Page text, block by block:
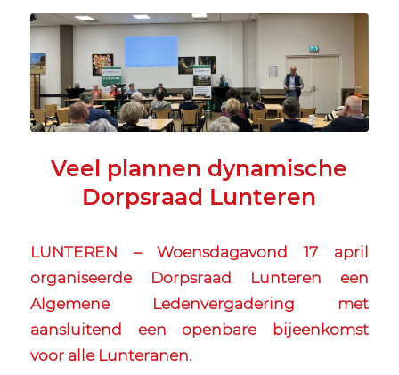
Veel plannen dynamische
Dorpsraad Lunteren
LUNTEREN – Woensdagavond 17 april
organiseerde Dorpsraad Lunteren een
Algemene Ledenvergadering met
aansluitend een openbare bijeenkomst
voor alle Lunteranen.